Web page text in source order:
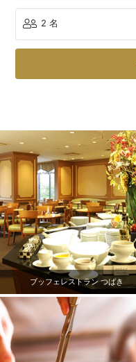
2 名
ブッフェレストラン つばき